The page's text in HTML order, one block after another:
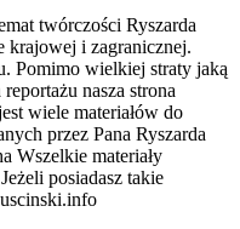
twórczości Ryszarda
krajowej i zagranicznej.
Pomimo wielkiej straty jaką
nasza strona
wiele materiałów do
przez Pana Ryszarda
Wszelkie materiały
posiadasz takie